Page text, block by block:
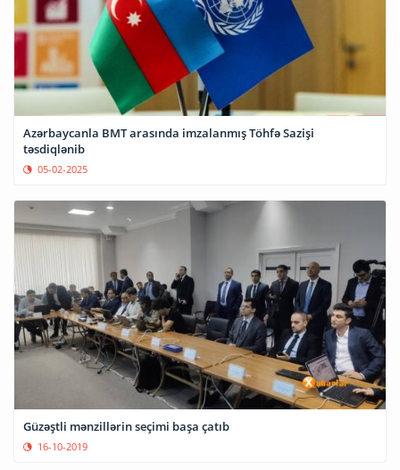
Azərbaycanla BMT arasında imzalanmış Töhfə Sazişi
təsdiqlənib
05-02-2025
Güzəştli mənzillərin seçimi başa çatıb
16-10-2019